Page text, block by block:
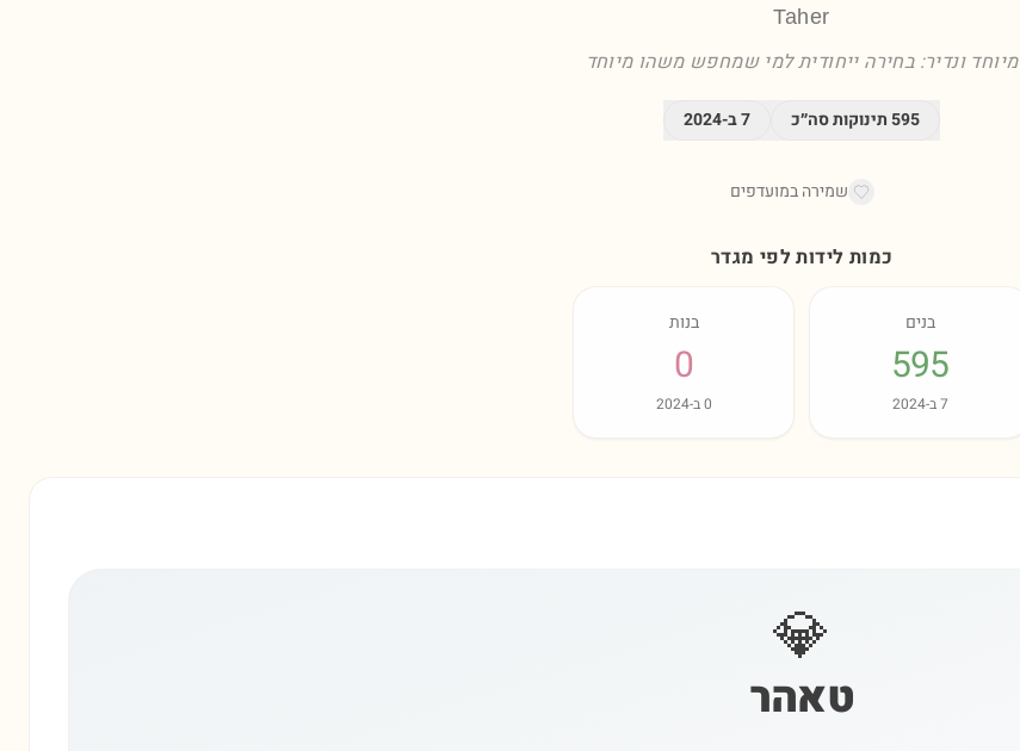
Taher
מיוחד ונדיר: בחירה ייחודית למי שמחפש משהו מיוחד
595תינוקות סה״כ 7ב-2024
שמירה במועדפים
כמות לידות לפי מגדר
בנים
595
7ב-2024
בנות
0
0ב-2024
💎
טאהר